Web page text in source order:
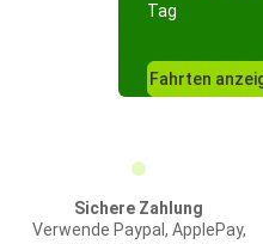
Tag
Fahrten
Sichere Zahlung
Verwende Paypal, ApplePay,